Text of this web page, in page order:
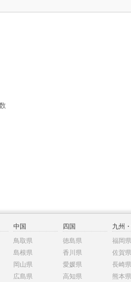
中国
鳥取県
島根県
岡山県
広島県
四国
徳島県
香川県
愛媛県
高知県
九州
福岡県
佐賀県
長崎県
熊本県